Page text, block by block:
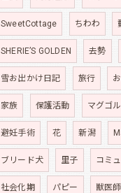
SweetCottage ちわわ
SHERIE’S GOLDEN 去勢
雪お出かけ日記 旅行
家族 保護活動 マグゴ
避妊手術 花 新潟
ブリード犬 里子 コミ
社会化期 パピー 獣医師